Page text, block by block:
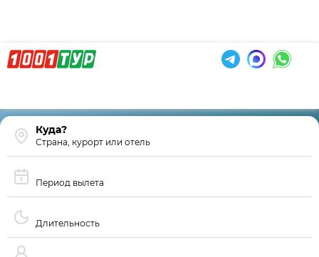
Страна, курорт или отель
Период вылета
Длительность